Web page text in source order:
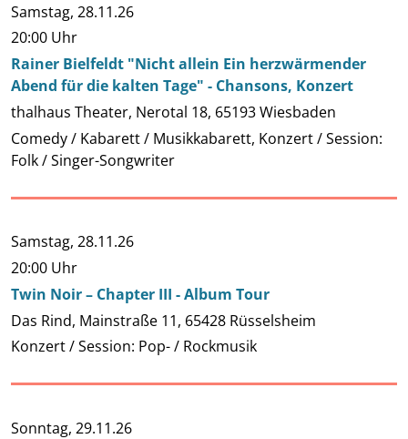
Samstag, 28.11.26
20:00 Uhr
Rainer Bielfeldt "Nicht allein Ein herzwärmender
Abend für die kalten Tage" - Chansons, Konzert
thalhaus Theater, Nerotal 18, 65193 Wiesbaden
Comedy / Kabarett / Musikkabarett, Konzert / Session:
Folk / Singer-Songwriter
Samstag, 28.11.26
20:00 Uhr
Twin Noir – Chapter III - Album Tour
Das Rind, Mainstraße 11, 65428 Rüsselsheim
Konzert / Session: Pop- / Rockmusik
Sonntag, 29.11.26